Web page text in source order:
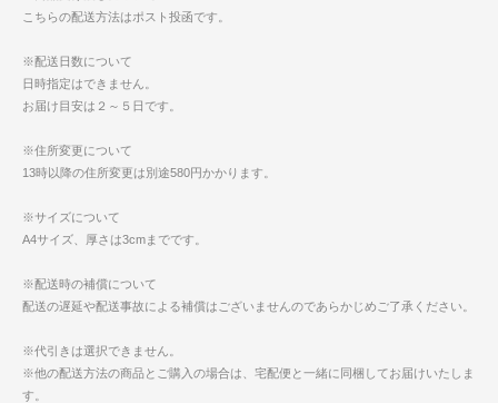
こちらの配送方法はポスト投函です。
※配送日数について
日時指定はできません。
お届け目安は２～５日です。
※住所変更について
13時以降の住所変更は別途580円かかります。
※サイズについて
A4サイズ、厚さは3cmまでです。
※配送時の補償について
配送の遅延や配送事故による補償はございませんのであらかじめご了承ください。
※代引きは選択できません。
※他の配送方法の商品とご購入の場合は、宅配便と一緒に同梱してお届けいたしま
す。